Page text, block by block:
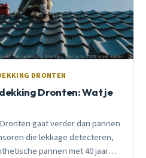
DRONTEN
Dronten: Wat je
gaat verder dan pannen
die lekkage detecteren,
pannen met 40 jaar